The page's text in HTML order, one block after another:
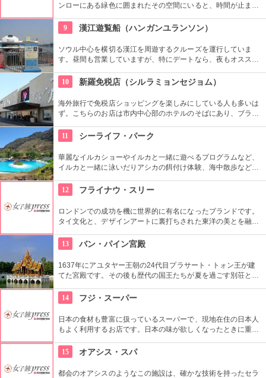
ンローにある緑色に囲まれたその空間にいると、時間が止まっ
す。もちろんトリートメント・マッサージも充実、素敵なティ
ールームもあります。
9 漢江遊覧船（ハンガンユランソン）
ソウル中心を横切る漢江を周遊するクルーズを運行していま
す。昼間も営業していますが、特にデートなら、夜もオススメ
チックなソウルの夜景を水上から眺めることができます。
10 新羅免税店（シルラミョンセジョム）
海外旅行で免税店ショッピングを楽しみにしている人も多いは
ず。こちらのお店は市内中心部のホテルのそばにあり、ブラン
す。買い物をがんばった後は屋上の休憩スペースで癒されて。
11 シーライフ・パーク
華麗なイルカショーやイルカと一緒に遊べるプログラムなど、
イルカと一緒に泳いだりアシカの餌付け体験、海中散歩など、
ヌイグルミやTシャツなどオリジナルグッズも人気です。
12 フライナウ・スリー
ロンドンでの成功を機に世界的に有名になったブランドです。
タイ文化と、デザインアートに裏打ちされた東洋の美とを融合
13
バン・パイン宮殿
1637年にアユタヤー王朝の24代目プラサート・トォン王が建
てた宮殿です。その後も歴代の国王たちが夏を過ごす別荘とし
の美しい庭園も見所です。
14 フジ・スーパー
日本の食材も豊富に扱っているスーパーで、現地在住の日本人
もよく利用するお店です。日本の味が欲しくなったときに重宝
もいいですよ。
15 オアシス・スパ
都会のオアシスのようなこの施設は、確かな技術を持ったセラ